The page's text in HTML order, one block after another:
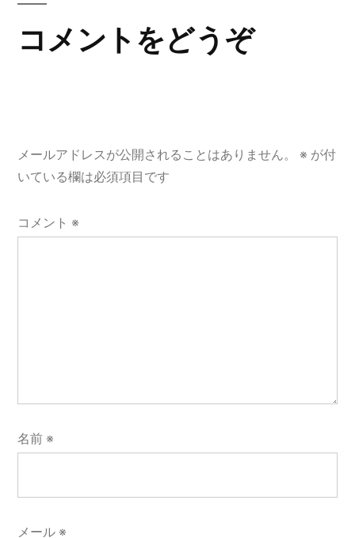
ゲ
ン
コメントをどうぞ
メールアドレスが公開されることはありません。 ※ が付
いている欄は必須項目です
コメント ※
名前 ※
メール ※